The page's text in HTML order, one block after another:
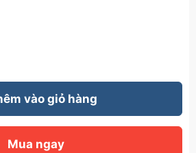
vào giỏ hàng
Mua ngay